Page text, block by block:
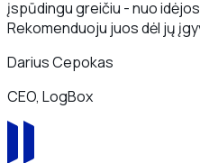
įspūdingu greičiu - nuo
Rekomenduoju juos dėl jų
Darius Cepokas
CEO, LogBox